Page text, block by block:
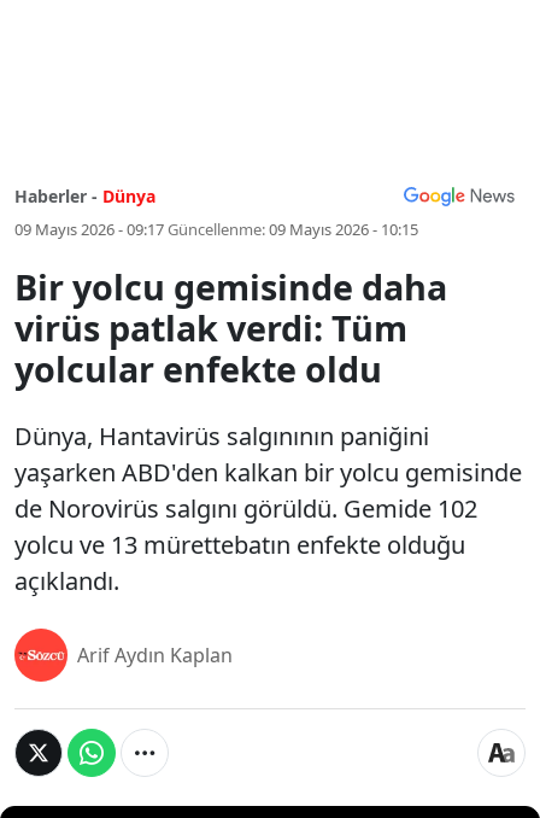
Haberler - Dünya
09 Mayıs 2026 - 09:17Güncellenme:09 Mayıs 2026 - 10:15
Bir yolcu gemisinde daha
virüs patlak verdi: Tüm
yolcular enfekte oldu
Dünya, Hantavirüs salgınının paniğini
yaşarken ABD'den kalkan bir yolcu gemisinde
de Norovirüs salgını görüldü. Gemide 102
yolcu ve 13 mürettebatın enfekte olduğu
açıklandı.
Arif Aydın Kaplan